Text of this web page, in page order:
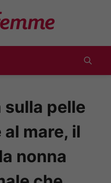
sulla pelle
mare, il
nonna